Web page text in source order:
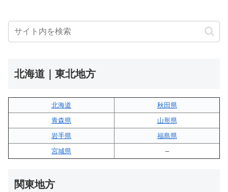
北海道｜東北地方
北海道
秋田県
青森県
山形県
岩手県
福島県
宮城県
–
関東地方